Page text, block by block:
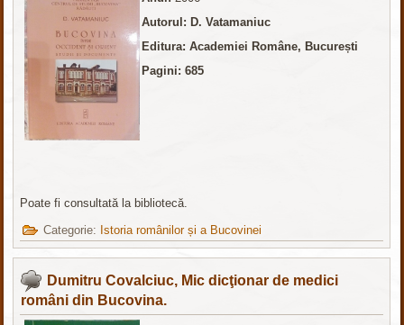
Autorul: D. Vatamaniuc
Editura: Academiei Române, București
Pagini: 685
Poate fi consultată la bibliotecă.
Categorie: Istoria românilor și a Bucovinei
Dumitru Covalciuc, Mic dicţionar de medici
români din Bucovina.